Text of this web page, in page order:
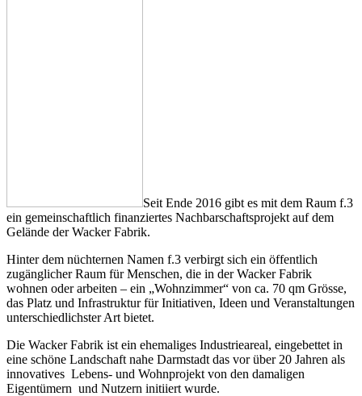
Seit Ende 2016 gibt es mit dem Raum f.3
ein gemeinschaftlich finanziertes Nachbarschaftsprojekt auf dem
Gelände der Wacker Fabrik.
Hinter dem nüchternen Namen f.3 verbirgt sich ein öffentlich
zugänglicher Raum für Menschen, die in der Wacker Fabrik
wohnen oder arbeiten – ein „Wohnzimmer“ von ca. 70 qm Grösse,
das Platz und Infrastruktur für Initiativen, Ideen und Veranstaltungen
unterschiedlichster Art bietet.
Die Wacker Fabrik ist ein ehemaliges Industrieareal, eingebettet in
eine schöne Landschaft nahe Darmstadt das vor über 20 Jahren als
innovatives Lebens- und Wohnprojekt von den damaligen
Eigentümern und Nutzern initiiert wurde.